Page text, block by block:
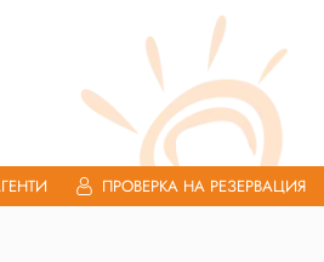
ПРОВЕРКА НА РЕЗЕРВАЦИЯ